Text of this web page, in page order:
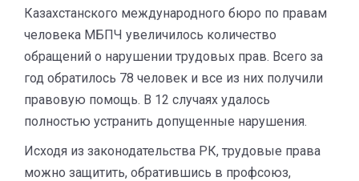
Казахстанского международного бюро по правам
человека МБПЧ увеличилось количество
обращений о нарушении трудовых прав. Всего за
год обратилось 78 человек и все из них получили
правовую помощь. В 12 случаях удалось
полностью устранить допущенные нарушения.
Исходя из законодательства РК, трудовые права
можно защитить, обратившись в профсоюз,